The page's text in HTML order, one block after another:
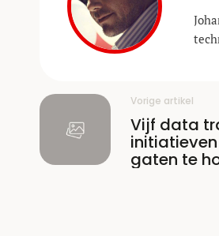
Vorige artikel
Vijf data
gaten te